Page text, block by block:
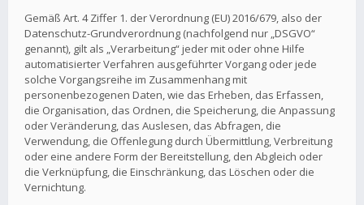
Gemäß Art. 4 Ziffer 1. der Verordnung (EU) 2016/679, also der
Datenschutz-Grundverordnung (nachfolgend nur „DSGVO“
genannt), gilt als „Verarbeitung“ jeder mit oder ohne Hilfe
automatisierter Verfahren ausgeführter Vorgang oder jede
solche Vorgangsreihe im Zusammenhang mit
personenbezogenen Daten, wie das Erheben, das Erfassen,
die Organisation, das Ordnen, die Speicherung, die Anpassung
oder Veränderung, das Auslesen, das Abfragen, die
Verwendung, die Offenlegung durch Übermittlung, Verbreitung
oder eine andere Form der Bereitstellung, den Abgleich oder
die Verknüpfung, die Einschränkung, das Löschen oder die
Vernichtung.